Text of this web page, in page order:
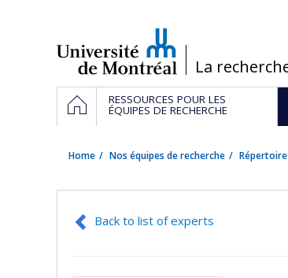
/La
Navigation
principale
HOMERESSOURCES POUR LES
ÉQUIPES DE RECHERCHE
Home Nos équipes de recherche
Back to list of experts